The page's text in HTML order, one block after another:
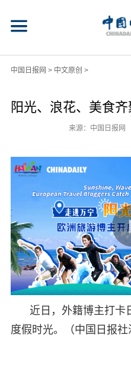
中国日报网 > 中文原创 >
阳光、浪花、美食齐
来源：中国日报网
近日，外籍博主打卡
度假时光。（中国日报社